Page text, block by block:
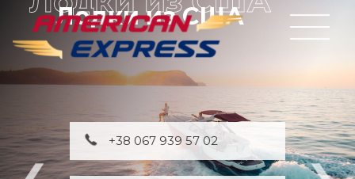
Лодки из США
+38 067 939 57 02